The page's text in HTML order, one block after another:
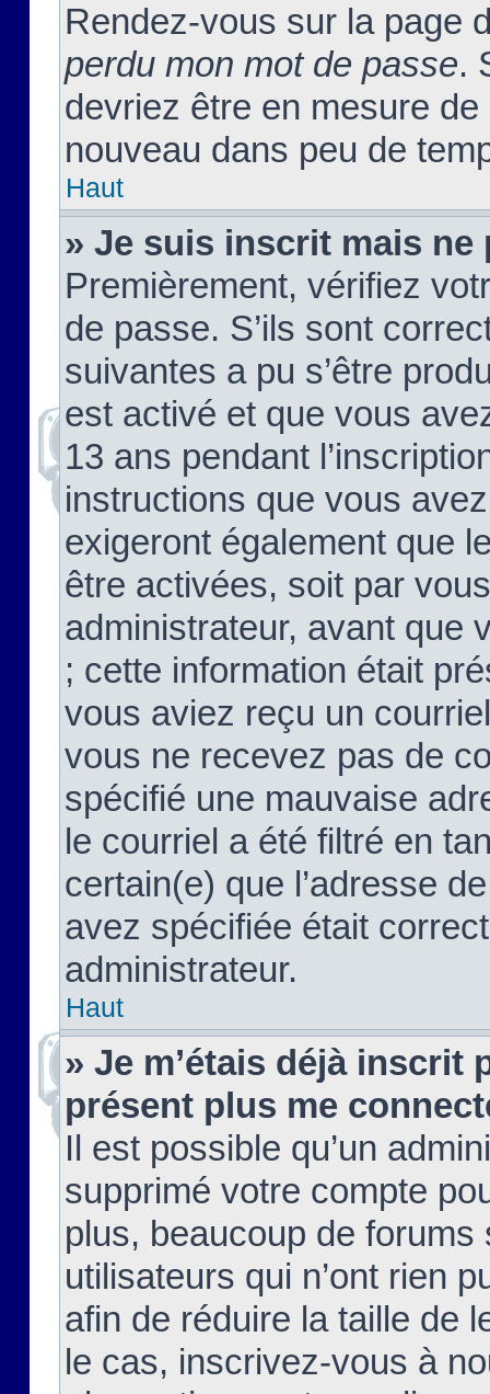
Rendez-vous sur la page
perdu mon mot de passe.
devriez être en mesure
nouveau dans peu de
Haut
» Je suis inscrit mais ne
Premièrement, vérifiez
de passe. S’ils sont
suivantes a pu s’être
est activé et que vous
13 ans pendant
instructions que vous
exigeront également que
être activées, soit par
administrateur, avant que
; cette information était
vous aviez reçu un
vous ne recevez pas de
spécifié une mauvaise
le courriel a été filtré en
certain(e) que l’adresse
avez spécifiée était
administrateur.
Haut
» Je m’étais déjà inscrit
présent plus me
Il est possible qu’un
supprimé votre compte
plus, beaucoup de
utilisateurs qui n’ont rien
afin de réduire la taille de
le cas, inscrivez-vous à